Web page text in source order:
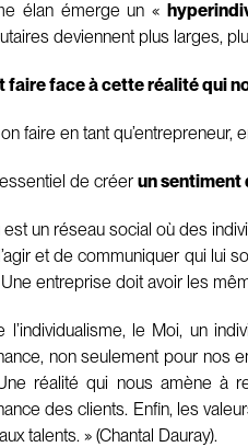
élan émerge un «
deviennent plus larges,
faire face à cette réalité qui
faire en tant
de créer un sentiment
est un réseau social où des
et de communiquer qui lui
entreprise doit avoir les
l’individualisme, le Moi, un
non seulement pour nos
réalité qui nous amène à
des clients. Enfin, les
talents. » (Chantal Dauray).